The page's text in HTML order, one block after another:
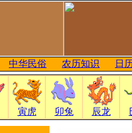
中华民俗 农历知识 日
寅虎 卯兔 辰龙